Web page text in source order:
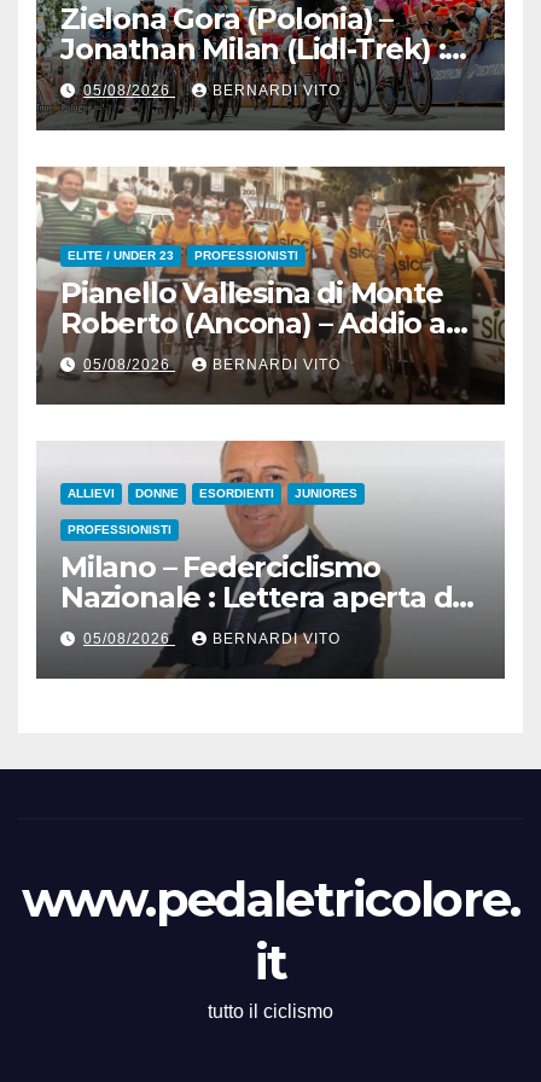
Zielona Gora (Polonia) –
Jonathan Milan (Lidl-Trek) :
Vince la terza tappa di
seguito e in maglia gialla
all’83° Giro di Polonia
05/08/2026 BERNARDI VITO
ELITE / UNDER 23 PROFESSIONISTI
Pianello Vallesina di Monte
Roberto (Ancona) – Addio ad
Alderino Bartoloni, Direttore
Sportivo rigorosamente
Gentile
05/08/2026 BERNARDI VITO
ALLIEVI DONNE ESORDIENTI JUNIORES
PROFESSIONISTI
Milano – Federciclismo
Nazionale : Lettera aperta del
Presidente Cordiano
Dagnoni
05/08/2026 BERNARDI VITO
www.pedaletricolore.
it
tutto il ciclismo